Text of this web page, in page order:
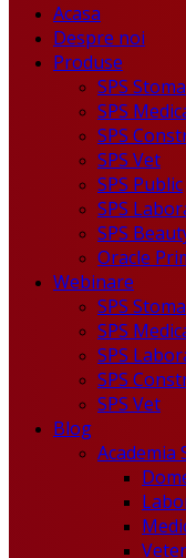
Acasa
Despre noi
Produse
SPS Stoma
SPS
SPS
SPS Vet
SPS Public
SPS
SPS
Oracle
Webinare
SPS Stoma
SPS
SPS
SPS
SPS Vet
Blog
Academia